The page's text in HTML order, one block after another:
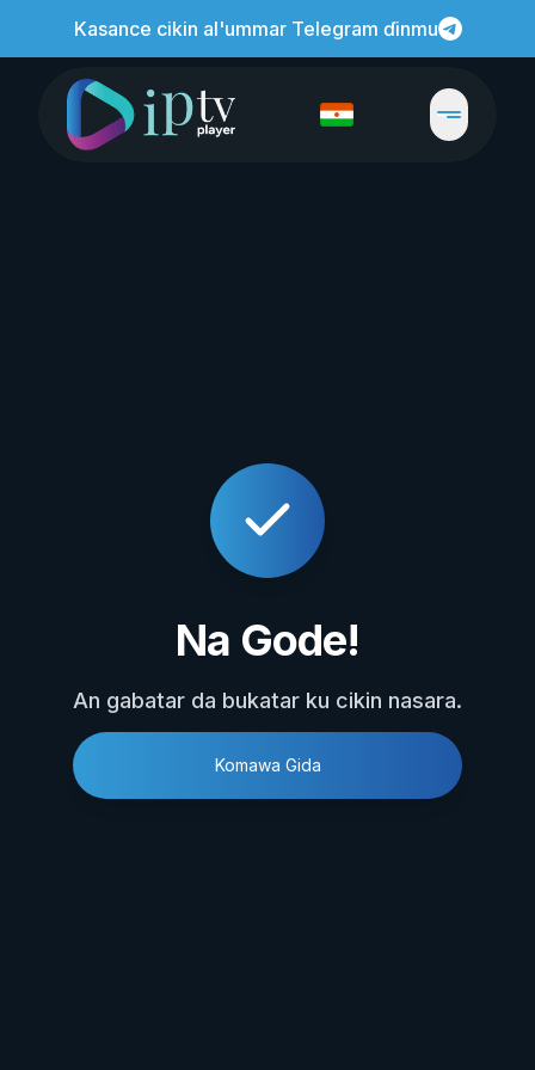
Kasance cikin al'ummar Telegram ɗinmu
Na Gode!
An gabatar da bukatar ku cikin nasara.
Komawa Gida